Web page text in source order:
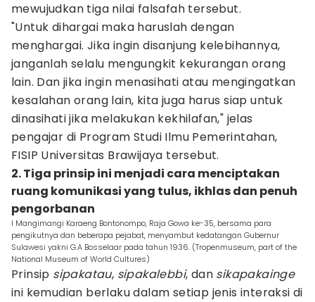
mewujudkan tiga nilai falsafah tersebut.
"Untuk dihargai maka haruslah dengan
menghargai. Jika ingin disanjung kelebihannya,
janganlah selalu mengungkit kekurangan orang
lain. Dan jika ingin menasihati atau mengingatkan
kesalahan orang lain, kita juga harus siap untuk
dinasihati jika melakukan kekhilafan," jelas
pengajar di Program Studi Ilmu Pemerintahan,
FISIP Universitas Brawijaya tersebut.
2. Tiga prinsip ini menjadi cara menciptakan
ruang komunikasi yang tulus, ikhlas dan penuh
pengorbanan
I Mangimangi Karaeng Bontonompo, Raja Gowa ke-35, bersama para
pengikutnya dan beberapa pejabat, menyambut kedatangan Gubernur
Sulawesi yakni G.A Bosselaar pada tahun 1936. (Tropenmuseum, part of the
National Museum of World Cultures)
Prinsip sipakatau, sipakalebbi, dan sikapakainge
ini kemudian berlaku dalam setiap jenis interaksi di